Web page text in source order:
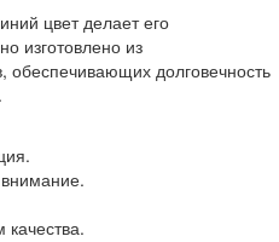
цвет делает его
изготовлено из
обеспечивающих долговечность